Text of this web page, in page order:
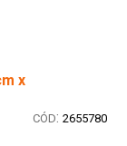
x
: 2655780